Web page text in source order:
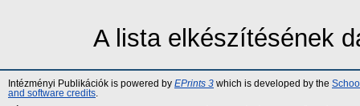
A lista elkészítésének
Intézményi Publikációk is powered by EPrints 3 which is developed by the
and software credits